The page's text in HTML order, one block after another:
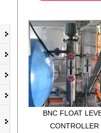
BNC FLOAT
CONTROLLER